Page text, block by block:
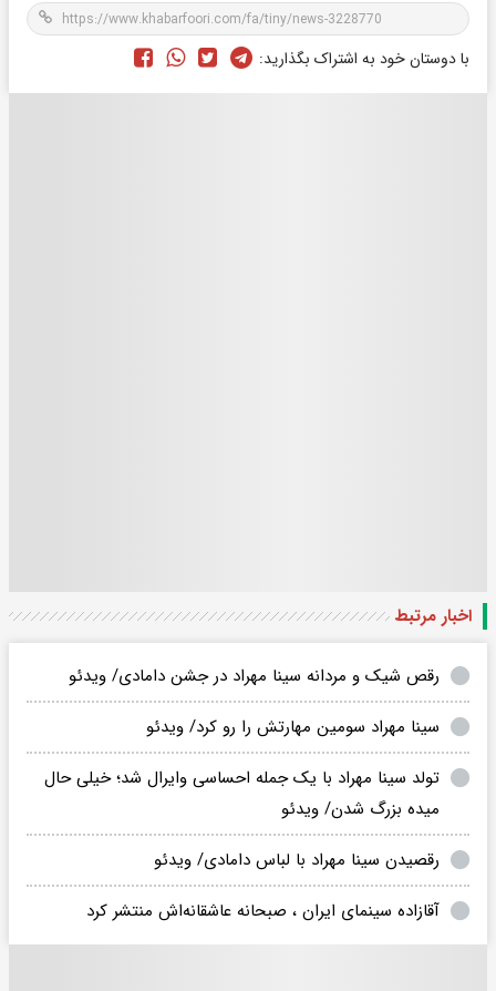
با دوستان خود به اشتراک بگذارید:
اخبار مرتبط
رقص شیک و مردانه سینا مهراد در جشن دامادی/ ویدئو
سینا مهراد سومین مهارتش را رو کرد/ ویدئو
تولد سینا مهراد با یک جمله احساسی وایرال شد؛ خیلی حال
میده بزرگ شدن/ ویدئو
رقصیدن سینا مهراد با لباس دامادی/ ویدئو
آقازاده سینمای ایران ، صبحانه عاشقانه‌اش منتشر کرد